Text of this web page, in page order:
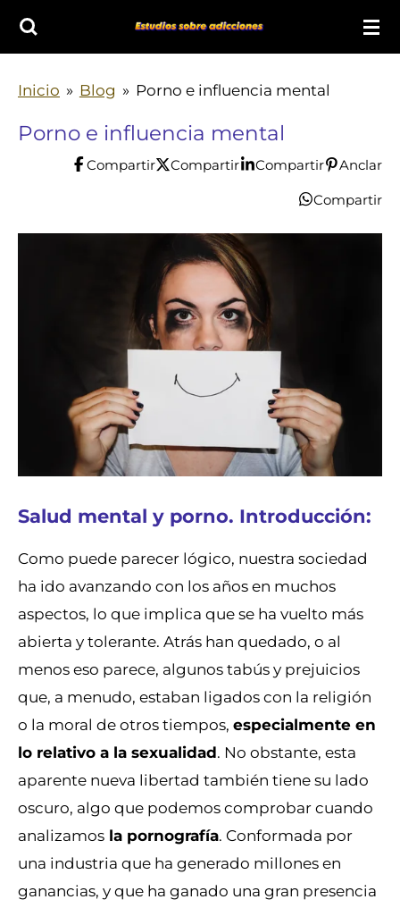
al
Inicio » Blog » Porno e influencia mental
Porno e influencia mental
Compartir Compartir Compartir Anclar
Compartir
Salud mental y porno. Introducción:
Como puede parecer lógico, nuestra sociedad
ha ido avanzando con los años en muchos
aspectos, lo que implica que se ha vuelto más
abierta y tolerante. Atrás han quedado, o al
menos eso parece, algunos tabús y prejuicios
que, a menudo, estaban ligados con la religión
o la moral de otros tiempos, especialmente en
lo relativo a la sexualidad. No obstante, esta
aparente nueva libertad también tiene su lado
oscuro, algo que podemos comprobar cuando
analizamos la pornografía. Conformada por
una industria que ha generado millones en
ganancias, y que ha ganado una gran presencia